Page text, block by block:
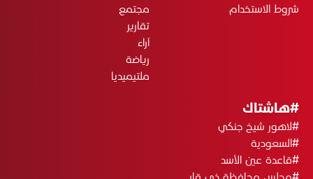
شروط الاستخدام
مجتمع
تقارير
آراء
رياضة
ملتيميديا
#هاشتاك
#لاهور شيخ جنكي
#السعودية
#قاعدة عين الأسد
#مجلس محافظة ذي قار